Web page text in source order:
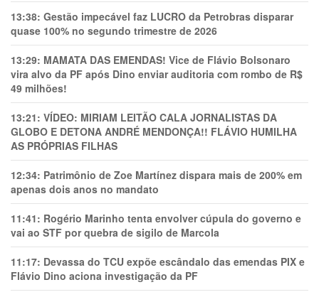
13:38: Gestão impecável faz LUCRO da Petrobras disparar
quase 100% no segundo trimestre de 2026
13:29: MAMATA DAS EMENDAS! Vice de Flávio Bolsonaro
vira alvo da PF após Dino enviar auditoria com rombo de R$
49 milhões!
13:21: VÍDEO: MIRIAM LEITÃO CALA JORNALISTAS DA
GLOBO E DETONA ANDRÉ MENDONÇA!! FLÁVIO HUMILHA
AS PRÓPRIAS FILHAS
12:34: Patrimônio de Zoe Martínez dispara mais de 200% em
apenas dois anos no mandato
11:41: Rogério Marinho tenta envolver cúpula do governo e
vai ao STF por quebra de sigilo de Marcola
11:17: Devassa do TCU expõe escândalo das emendas PIX e
Flávio Dino aciona investigação da PF